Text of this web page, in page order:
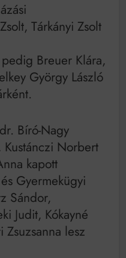
Tárkányi Zsolt
Breuer Klára,
György László
Bíró-Nagy
Kustánczi Norbert
kapott
Gyermekügyi
Sándor,
Judit, Kókayné
lesz